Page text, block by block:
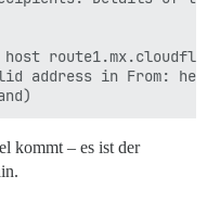
host
address in From:
kommt – es ist der